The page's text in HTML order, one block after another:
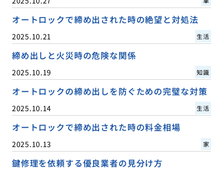
オートロックで締め出された時の絶望と対処法
2025.10.21 生活
締め出しと火災時の危険な関係
2025.10.19 知識
オートロックの締め出しを防ぐための完璧な対策
2025.10.14 生活
オートロックで締め出された時の料金相場
2025.10.13 家
鍵修理を依頼する優良業者の見分け方